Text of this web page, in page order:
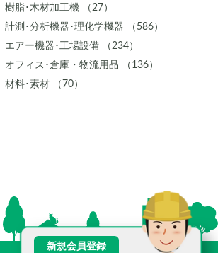
新規会員登録
樹脂･木材加工機 （27）
計測･分析機器･理化学機器 （586）
エアー機器･工場設備 （234）
オフィス･倉庫・物流用品 （136）
材料･素材 （70）